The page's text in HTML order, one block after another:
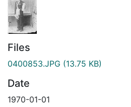
Files
0400853.JPG (13.75 KB)
Date
1970-01-01